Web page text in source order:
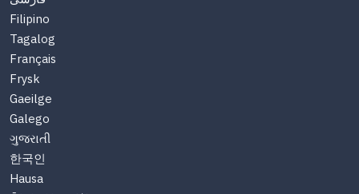
Filipino
Tagalog
Français
Frysk
Gaeilge
Galego
ગુજરાતી
한국인
Hausa